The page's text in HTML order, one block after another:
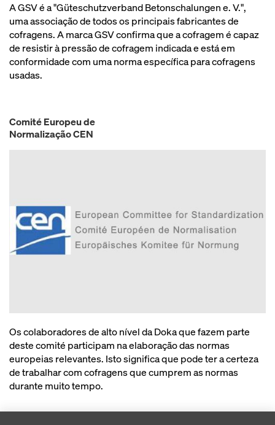
A GSV é a "Güteschutzverband Betonschalungen e. V.",
uma associação de todos os principais fabricantes de
cofragens. A marca GSV confirma que a cofragem é capaz
de resistir à pressão de cofragem indicada e está em
conformidade com uma norma específica para cofragens
usadas.
Comité Europeu de
Normalização CEN
Os colaboradores de alto nível da Doka que fazem parte
deste comité participam na elaboração das normas
europeias relevantes. Isto significa que pode ter a certeza
de trabalhar com cofragens que cumprem as normas
durante muito tempo.